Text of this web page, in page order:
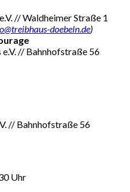
// Waldheimer Straße 1
doebeln.de)
// Bahnhofstraße 56
// Bahnhofstraße 56
Uhr